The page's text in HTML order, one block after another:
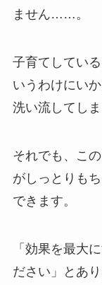
ません……。
子育てしてい
いうわけにい
洗い流してしま
それでも、こ
がしっとりも
できます。
「効果を最大
ださい」とあ